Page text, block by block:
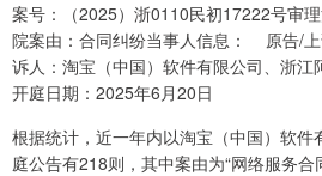
案号：（2025）浙0110民初17222号审
院案由：合同纠纷当事人信息： 原告/
诉人：淘宝（中国）软件有限公司、浙江
开庭日期：2025年6月20日
根据统计，近一年内以淘宝（中国）软
庭公告有218则，其中案由为“网络服务合